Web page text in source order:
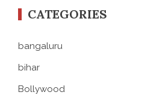
CATEGORIES
bangaluru
bihar
Bollywood